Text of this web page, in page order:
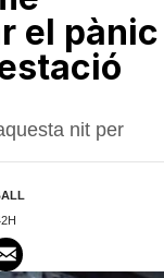
el pànic
nit per